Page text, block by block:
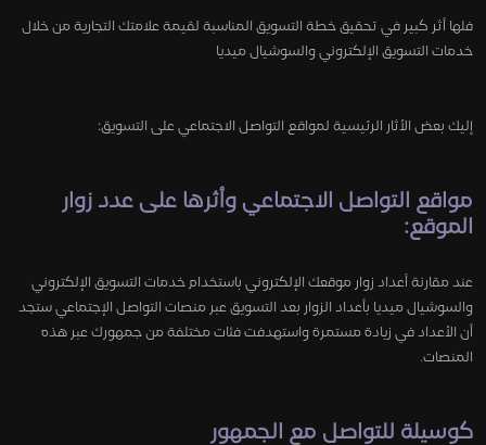
فلها أثر كبير في تحقيق خطة التسويق المناسبة لقيمة علامتك التجارية من خلال
خدمات التسويق الإلكتروني والسوشيال ميديا
إليك بعض الأثار الرئيسية لمواقع التواصل الاجتماعي على التسويق:
مواقع التواصل الاجتماعي وأثرها على عدد زوار
الموقع:
عند مقارنة أعداد زوار موقعك الإلكتروني باستخدام خدمات التسويق الإلكتروني
والسوشيال ميديا بأعداد الزوار بعد التسويق عبر منصات التواصل الإجتماعي ستجد
أن الأعداد في زيادة مستمرة واستهدفت فئات مختلفة من جمهورك عبر هذه
المنصات.
كوسيلة للتواصل مع الجمهور